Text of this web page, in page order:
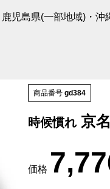
児島県(一部地域)・
商品番号 gd384
時候慣れ 京
価格